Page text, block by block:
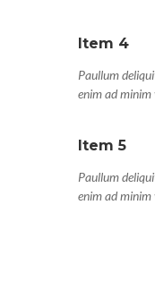
Item 4
Paullum
enim ad minim
Item 5
Paullum
enim ad minim